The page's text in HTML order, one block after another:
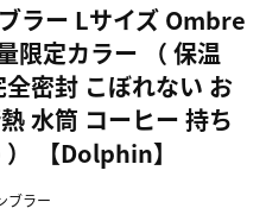
ラー Lサイズ Ombre
限定カラー （ 保温
密封 こぼれない お
水筒 コーヒー 持ち
【Dolphin】
ブラー